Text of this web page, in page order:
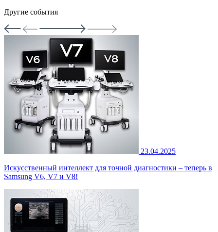
Другие события
23.04.2025
Искусственный интеллект для точной диагностики – теперь в
Samsung V6, V7 и V8!